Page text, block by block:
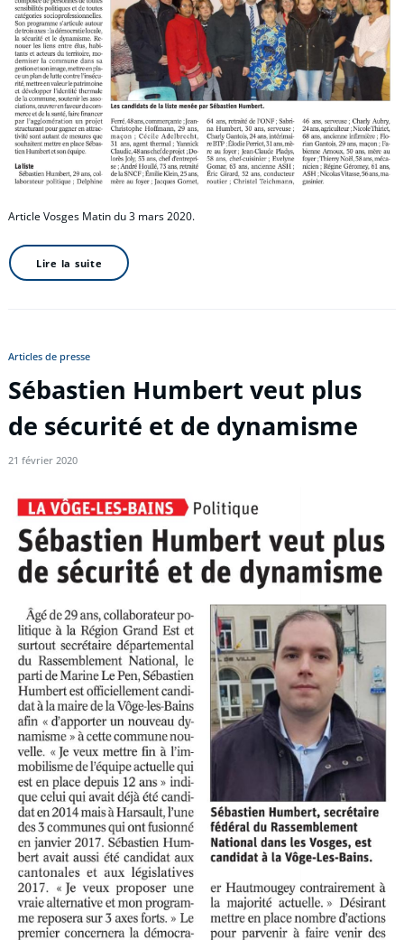
Article Vosges Matin du 3 mars 2020.
Lire la suite
Articles de presse
Sébastien Humbert veut plus
de sécurité et de dynamisme
21 février 2020